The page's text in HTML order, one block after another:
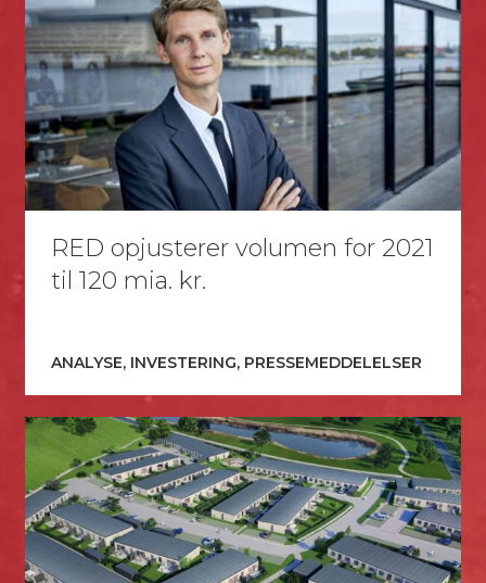
RED opjusterer volumen for 2021
til 120 mia. kr.
ANALYSE, INVESTERING, PRESSEMEDDELELSER